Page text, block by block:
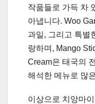
작품들로 가득 차
아냅니다. Woo
과일, 그리고 특별
랑하며, Mango
Cream은 태국의
해석한 메뉴로 많
이상으로 치앙마